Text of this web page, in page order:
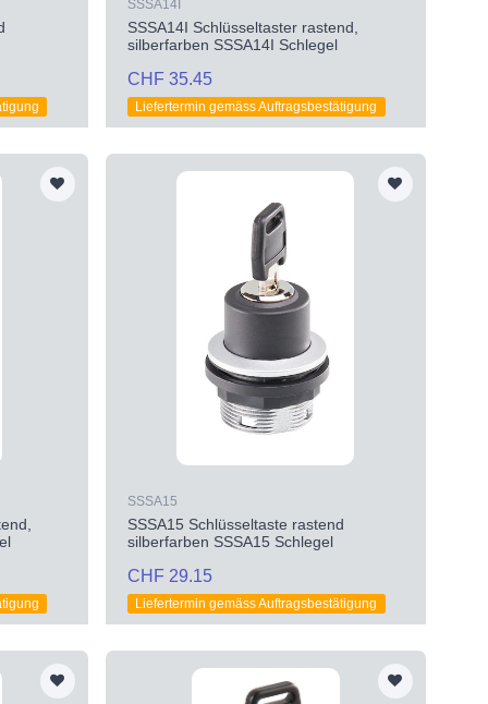
SSSA14I
SSSA14I Schlüsseltaster rastend,
silberfarben SSSA14I Schlegel
CHF 35.45
Liefertermin gemäss Auftragsbestätigung
SSSA15
SSSA15 Schlüsseltaste rastend
silberfarben SSSA15 Schlegel
CHF 29.15
Liefertermin gemäss Auftragsbestätigung